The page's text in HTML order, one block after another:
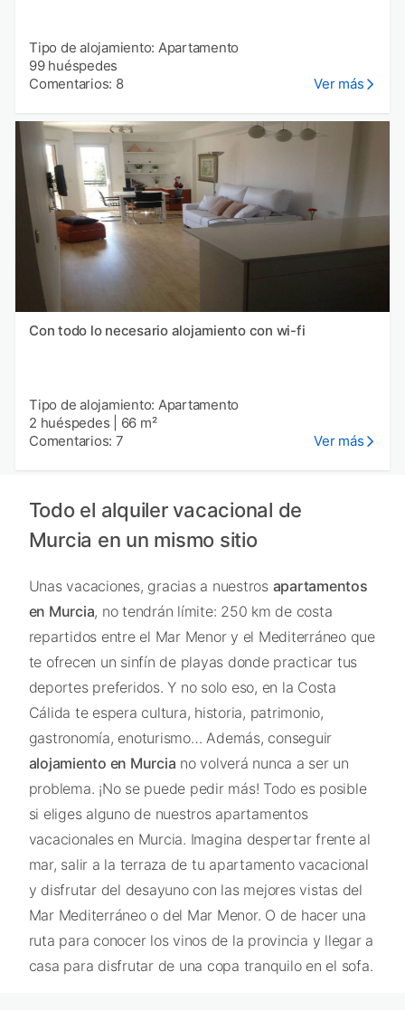
Tipo de alojamiento: Apartamento
99 huéspedes
Comentarios: 8
Ver más
Con todo lo necesario alojamiento con wi-fi
Tipo de alojamiento: Apartamento
2 huéspedes
66 m²
Comentarios: 7
Ver más
Todo el alquiler vacacional de
Murcia en un mismo sitio
Unas vacaciones, gracias a nuestros apartamentos
en Murcia, no tendrán límite: 250 km de costa
repartidos entre el Mar Menor y el Mediterráneo que
te ofrecen un sinfín de playas donde practicar tus
deportes preferidos. Y no solo eso, en la Costa
Cálida te espera cultura, historia, patrimonio,
gastronomía, enoturismo… Además, conseguir
alojamiento en Murcia no volverá nunca a ser un
problema. ¡No se puede pedir más! Todo es posible
si eliges alguno de nuestros apartamentos
vacacionales en Murcia. Imagina despertar frente al
mar, salir a la terraza de tu apartamento vacacional
y disfrutar del desayuno con las mejores vistas del
Mar Mediterráneo o del Mar Menor. O de hacer una
ruta para conocer los vinos de la provincia y llegar a
casa para disfrutar de una copa tranquilo en el sofa.